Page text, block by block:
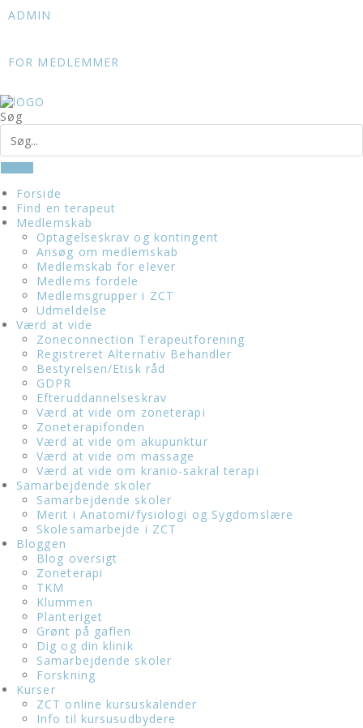
toADMIN
FOR MEDLEMMER
Søg
Forside
Find en terapeut
Medlemskab
Optagelseskrav og kontingent
Ansøg om medlemskab
Medlemskab for elever
Medlems fordele
Medlemsgrupper i ZCT
Udmeldelse
Værd at vide
Zoneconnection Terapeutforening
Registreret Alternativ Behandler
Bestyrelsen/Etisk råd
GDPR
Efteruddannelseskrav
Værd at vide om zoneterapi
Zoneterapifonden
Værd at vide om akupunktur
Værd at vide om massage
Værd at vide om kranio-sakral terapi
Samarbejdende skoler
Samarbejdende skoler
Merit i Anatomi/fysiologi og Sygdomslære
Skolesamarbejde i ZCT
Bloggen
Blog oversigt
Zoneterapi
TKM
Klummen
Planteriget
Grønt på gaflen
Dig og din klinik
Samarbejdende skoler
Forskning
Kurser
ZCT online kursuskalender
Info til kursusudbydere